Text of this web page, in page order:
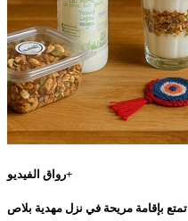
رواق الفيديو+
تمتع بإقامة مريحة في نزل مهدية بلاص